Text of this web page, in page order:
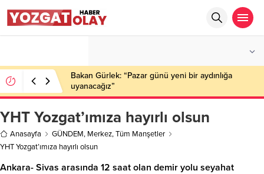
Bakan Gürlek: “Pazar günü yeni bir aydınlığa
uyanacağız”
YHT Yozgat’ımıza hayırlı olsun
Anasayfa GÜNDEM, Merkez,Tüm Manşetler
YHT Yozgat’ımıza hayırlı olsun
Ankara- Sivas arasında 12 saat olan demir yolu seyahat